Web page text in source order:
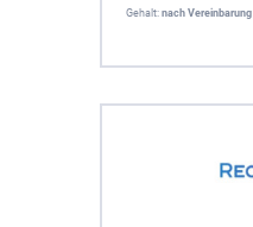
Gehalt: nach Vereinbarung